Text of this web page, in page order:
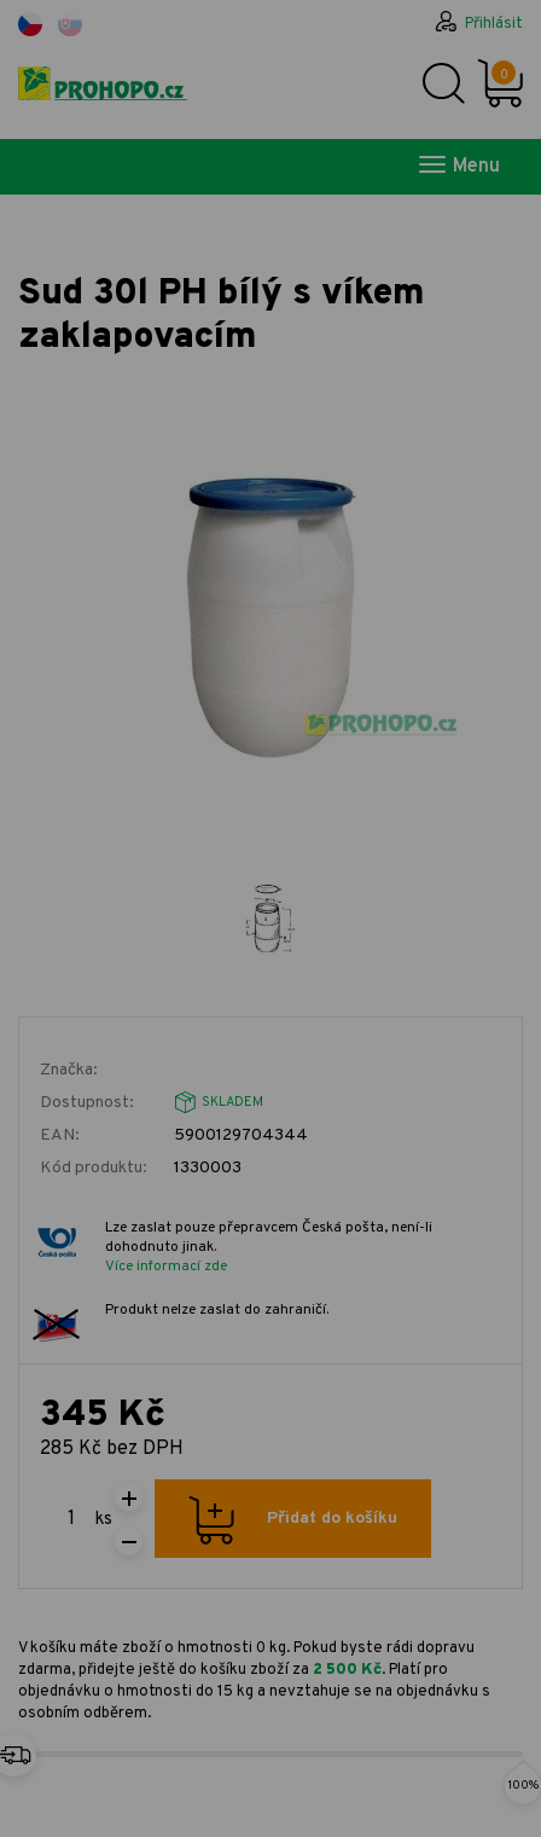
Přihlásit
0
Menu
Sud 30l PH bílý s víkem
zaklapovacím
Značka:
Dostupnost:
SKLADEM
EAN:
5900129704344
Kód produktu:
1330003
Lze zaslat pouze přepravcem Česká pošta, není-li
dohodnuto jinak.
Více informací zde
Produkt nelze zaslat do zahraničí.
345 Kč
285 Kč bez DPH
ks Přidat do košíku
V košíku máte zboží o hmotnosti 0 kg. Pokud byste rádi dopravu
zdarma, přidejte ještě do košíku zboží za 2 500 Kč. Platí pro
objednávku o hmotnosti do 15 kg a nevztahuje se na objednávku s
osobním odběrem.
100%